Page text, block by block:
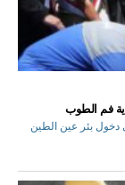
دخول بئر عين الطين